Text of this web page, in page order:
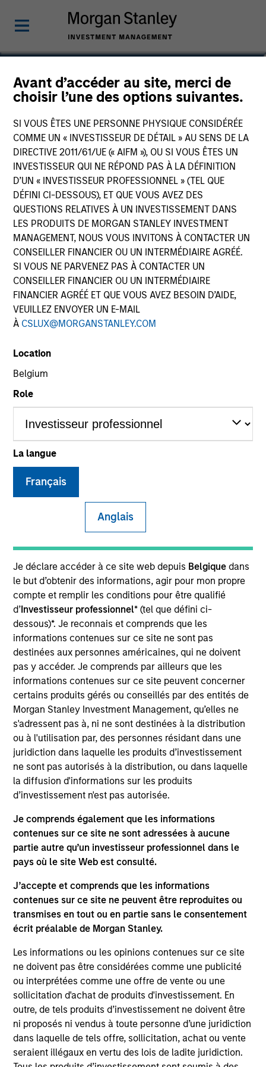
Avant d’accéder au site, merci de
choisir l’une des options suivantes.
SI VOUS ÊTES UNE PERSONNE PHYSIQUE CONSIDÉRÉE
COMME UN « INVESTISSEUR DE DÉTAIL » AU SENS DE LA
DIRECTIVE 2011/61/UE (« AIFM »), OU SI VOUS ÊTES UN
INVESTISSEUR QUI NE RÉPOND PAS À LA DÉFINITION
D’UN « INVESTISSEUR PROFESSIONNEL » (TEL QUE
DÉFINI CI-DESSOUS), ET QUE VOUS AVEZ DES
QUESTIONS RELATIVES À UN INVESTISSEMENT DANS
LES PRODUITS DE MORGAN STANLEY INVESTMENT
MANAGEMENT, NOUS VOUS INVITONS À CONTACTER UN
CONSEILLER FINANCIER OU UN INTERMÉDIAIRE AGRÉÉ.
SI VOUS NE PARVENEZ PAS À CONTACTER UN
CONSEILLER FINANCIER OU UN INTERMÉDIAIRE
FINANCIER AGRÉÉ ET QUE VOUS AVEZ BESOIN D’AIDE,
VEUILLEZ ENVOYER UN E-MAIL
À CSLUX@MORGANSTANLEY.COM
Location
Belgium
Role
La langue
Français
Anglais
Je déclare accéder à ce site web depuis Belgique dans
le but d’obtenir des informations, agir pour mon propre
compte et remplir les conditions pour être qualifié
d’Investisseur professionnel* (tel que défini ci-
dessous)*. Je reconnais et comprends que les
informations contenues sur ce site ne sont pas
destinées aux personnes américaines, qui ne doivent
pas y accéder. Je comprends par ailleurs que les
informations contenues sur ce site peuvent concerner
certains produits gérés ou conseillés par des entités de
Morgan Stanley Investment Management, qu’elles ne
s'adressent pas à, ni ne sont destinées à la distribution
ou à l'utilisation par, des personnes résidant dans une
juridiction dans laquelle les produits d’investissement
ne sont pas autorisés à la distribution, ou dans laquelle
la diffusion d'informations sur les produits
d’investissement n'est pas autorisée.
Je comprends également que les informations
contenues sur ce site ne sont adressées à aucune
partie autre qu’un investisseur professionnel dans le
pays où le site Web est consulté.
J’accepte et comprends que les informations
contenues sur ce site ne peuvent être reproduites ou
transmises en tout ou en partie sans le consentement
écrit préalable de Morgan Stanley.
Les informations ou les opinions contenues sur ce site
ne doivent pas être considérées comme une publicité
ou interprétées comme une offre de vente ou une
sollicitation d'achat de produits d'investissement. En
outre, de tels produits d’investissement ne doivent être
ni proposés ni vendus à toute personne d’une juridiction
dans laquelle de tels offre, sollicitation, achat ou vente
seraient illégaux en vertu des lois de ladite juridiction.
Douglas McPhail
Executive Director
Years
TEAM
Douglas is a senior portfolio manager on the Global
having previously been a Senior Investment
Manager at Aberdeen Asset Management. Douglas
has 25 years of industry experience, from time
spent at Aberdeen and Scottish Widows Investment
Partnership (SWIP) where he held positions as both
senior dealer and in fund management. Douglas
has a Bsc (Hons) in Mathematics from Strathclyde
University.
May not represent all Team Members.
The information on this page is for informational
purposes only. The information contained herein does
not constitute and should not be construed as an
offering of advisory services or an offer to sell or a
solicitation of an offer to buy any securities in any
jurisdiction in which such offer or solicitation,
purchase or sale would be unlawful under the
All investing involves risks, including a loss of principal.
Please refer to the strategy detail page for important
information on the strategy, including additional risk
Morgan Stanley